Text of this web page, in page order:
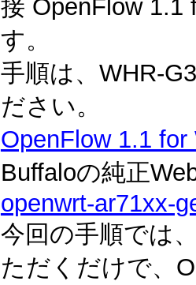
接 OpenFlow 1.1
す。
手順は、WHR-
ださい。
OpenFlow 1.1
Buffaloの純正
openwrt-ar71xx-
今回の手順では
ただくだけで、